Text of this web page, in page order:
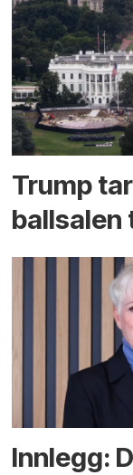
Trump
ballsalen
Innlegg: